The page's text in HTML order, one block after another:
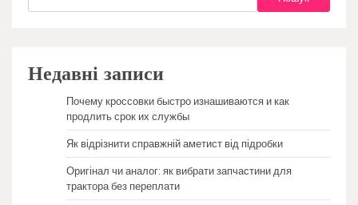
Недавні записи
Почему кроссовки быстро изнашиваются и как
продлить срок их службы
Як відрізнити справжній аметист від підробки
Оригінал чи аналог: як вибрати запчастини для
трактора без переплати